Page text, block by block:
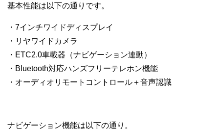
基本性能は以下の通りです。
・7インチワイドディスプレイ
・リヤワイドカメラ
・ETC2.0車載器（ナビゲーション連動）
・Bluetooth対応ハンズフリーテレホン機能
・オーディオリモートコントロール＋音声認識
ナビゲーション機能は以下の通り。